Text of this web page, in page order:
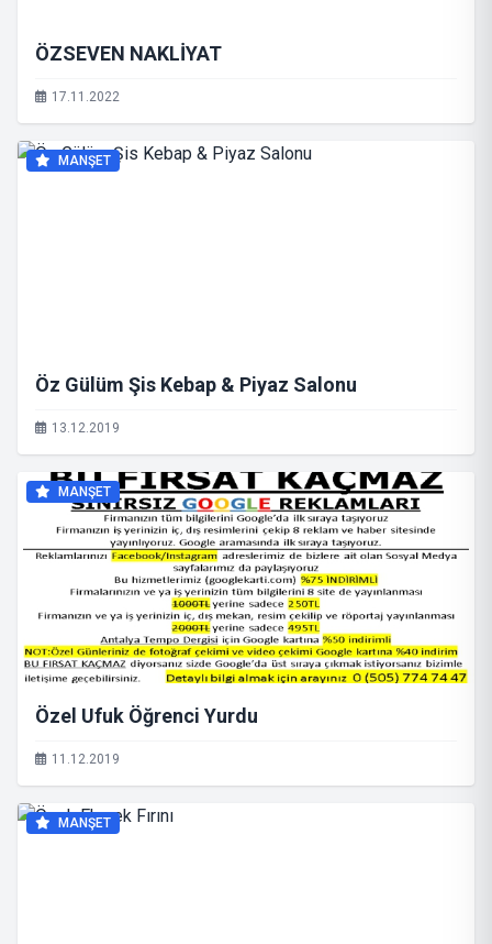
ÖZSEVEN NAKLİYAT
17.11.2022
MANŞET
Öz Gülüm Şis Kebap & Piyaz Salonu
13.12.2019
MANŞET
Özel Ufuk Öğrenci Yurdu
11.12.2019
MANŞET